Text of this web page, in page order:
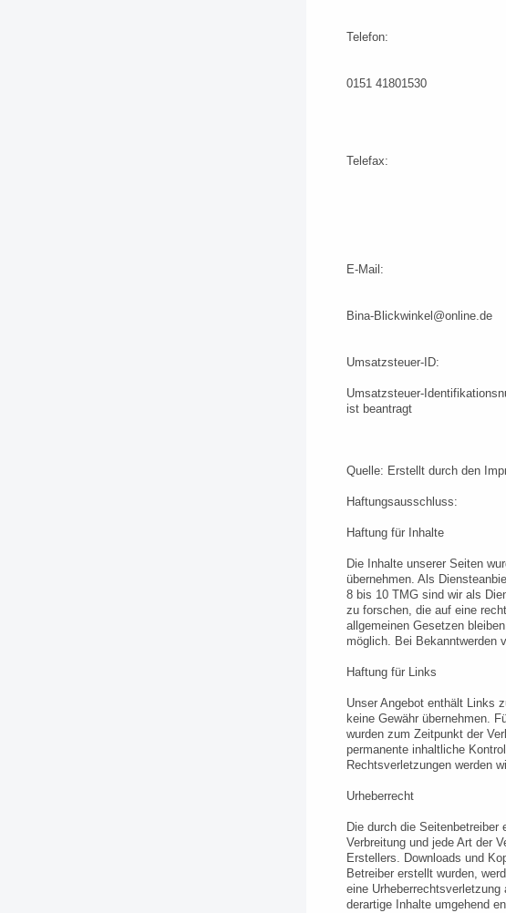
Telefon:
0151 41801530
Telefax:
E-Mail:
Bina-Blickwinkel@online.de
Umsatzsteuer-ID:
Umsatzsteuer-
ist beantragt
Quelle: Erstellt durch den
Haftungsausschluss:
Haftung für Inhalte
Die Inhalte unserer Seiten
übernehmen. Als
8 bis 10 TMG sind wir als
zu forschen, die auf eine
allgemeinen Gesetzen
möglich. Bei Bekanntwerden
Haftung für Links
Unser Angebot enthält Links
keine Gewähr übernehmen.
wurden zum Zeitpunkt der
permanente inhaltliche
Rechtsverletzungen werden
Urheberrecht
Die durch die
Verbreitung und jede Art der
Erstellers. Downloads und
Betreiber erstellt wurden,
eine
derartige Inhalte umgehend